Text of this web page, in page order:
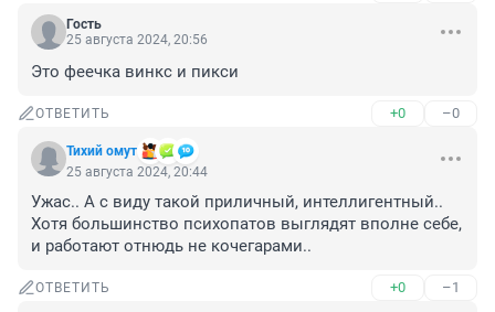
Гость
25 августа 2024, 20:56
Это феечка винкс и пикси
ОТВЕТИТЬ +0 –0
Тихий омут
25 августа 2024, 20:44
Ужас.. А с виду такой приличный, интеллигентный..
Хотя большинство психопатов выглядят вполне себе,
и работают отнюдь не кочегарами..
ОТВЕТИТЬ +0 –1